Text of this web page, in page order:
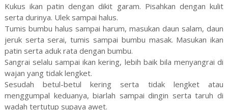
Kukus ikan patin dengan dikit garam. Pisahkan dengan kulit
serta durinya. Ulek sampai halus.
Tumis bumbu halus sampai harum, masukan daun salam, daun
jeruk serta serai, tumis sampai bumbu masak. Masukan ikan
patin serta aduk rata dengan bumbu.
Sangrai selalu sampai ikan kering, lebih baik bila menyangrai di
wajan yang tidak lengket.
Sesudah betul-betul kering serta tidak lengket atau
menggumpal keduanya, biarlah sampai dingin serta taruh di
wadah tertutup supaya awet.